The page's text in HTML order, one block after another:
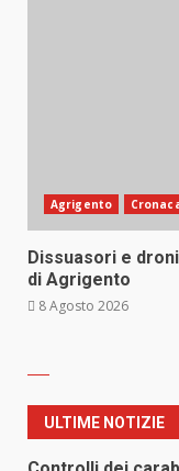
Agrigento
Dissuasori e
di Agrigento
8 Agosto 2026
ULTIME NOTIZIE